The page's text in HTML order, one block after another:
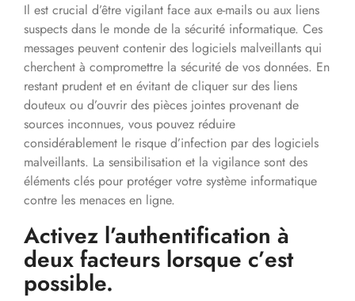
Il est crucial d’être vigilant face aux e-mails ou aux liens
suspects dans le monde de la sécurité informatique. Ces
messages peuvent contenir des logiciels malveillants qui
cherchent à compromettre la sécurité de vos données. En
restant prudent et en évitant de cliquer sur des liens
douteux ou d’ouvrir des pièces jointes provenant de
sources inconnues, vous pouvez réduire
considérablement le risque d’infection par des logiciels
malveillants. La sensibilisation et la vigilance sont des
éléments clés pour protéger votre système informatique
contre les menaces en ligne.
Activez l’authentification à
deux facteurs lorsque c’est
possible.